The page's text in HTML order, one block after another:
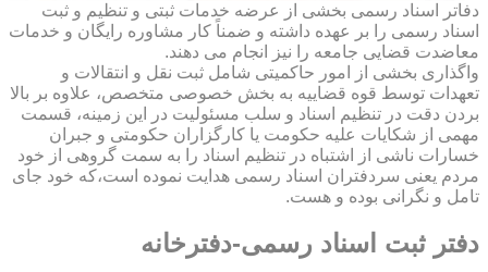
دفاتر اسناد رسمی بخشی از عرضه خدمات ثبتی و تنظیم و ثبت
اسناد رسمی را بر عهده داشته و ضمناً کار مشاوره رایگان و خدمات
معاضدت قضایی جامعه را نیز انجام می دهند.
واگذاری بخشی از امور حاکمیتی شامل ثبت نقل و انتقالات و
تعهدات توسط قوه قضاییه به بخش خصوصی متخصص، علاوه بر بالا
بردن دقت در تنظیم اسناد و سلب مسئولیت در این زمینه، قسمت
مهمی از شکایات علیه حکومت یا کارگزاران حکومتی و جبران
خسارات ناشی از اشتباه در تنظیم اسناد را به سمت گروهی از خود
مردم یعنی سردفتران اسناد رسمی هدایت نموده است،که خود جای
تامل و نگرانی بوده و هست.
دفتر ثبت اسناد رسمی-دفترخانه